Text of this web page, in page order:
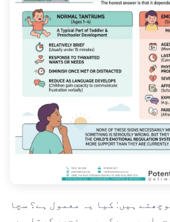
ہیں: کیا یہ معمول ہے؟ سچا